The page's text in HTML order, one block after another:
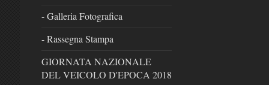
- Galleria Fotografica
- Rassegna Stampa
GIORNATA NAZIONALE
DEL VEICOLO D'EPOCA 2018